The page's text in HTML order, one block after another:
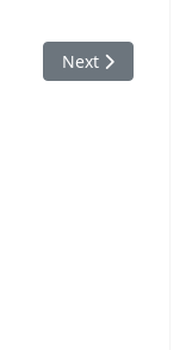
Next article:
Next